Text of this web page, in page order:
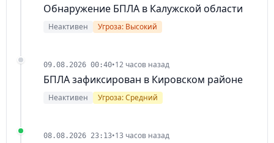
Обнаружение БПЛА в Калужской области
Неактивен Угроза: Высокий
09.08.2026 00:40•12 часов назад
БПЛА зафиксирован в Кировском районе
Неактивен Угроза: Средний
08.08.2026 23:13•13 часов назад